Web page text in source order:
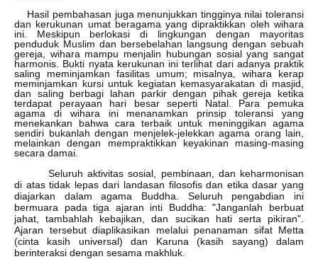
Hasil pembahasan juga menunjukkan tingginya nilai toleransi
dan kerukunan umat beragama yang dipraktikkan oleh wihara
ini. Meskipun berlokasi di lingkungan dengan mayoritas
penduduk Muslim dan bersebelahan langsung dengan sebuah
gereja, wihara mampu menjalin hubungan sosial yang sangat
harmonis. Bukti nyata kerukunan ini terlihat dari adanya praktik
saling meminjamkan fasilitas umum; misalnya, wihara kerap
meminjamkan kursi untuk kegiatan kemasyarakatan di masjid,
dan saling berbagi lahan parkir dengan pihak gereja ketika
terdapat perayaan hari besar seperti Natal. Para pemuka
agama di wihara ini menanamkan prinsip toleransi yang
menekankan bahwa cara terbaik untuk meninggikan agama
sendiri bukanlah dengan menjelek-jelekkan agama orang lain,
melainkan dengan mempraktikkan keyakinan masing-masing
secara damai.
Seluruh aktivitas sosial, pembinaan, dan keharmonisan
di atas tidak lepas dari landasan filosofis dan etika dasar yang
diajarkan dalam agama Buddha. Seluruh pengabdian ini
bermuara pada tiga ajaran inti Buddha: "Janganlah berbuat
jahat, tambahlah kebajikan, dan sucikan hati serta pikiran".
Ajaran tersebut diaplikasikan melalui penanaman sifat Metta
(cinta kasih universal) dan Karuna (kasih sayang) dalam
berinteraksi dengan sesama makhluk.